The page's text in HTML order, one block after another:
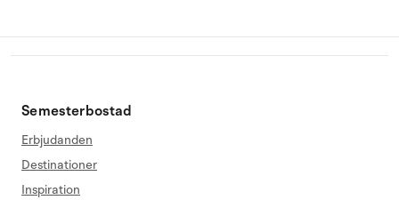
Semesterbostad
Erbjudanden
Destinationer
Inspiration